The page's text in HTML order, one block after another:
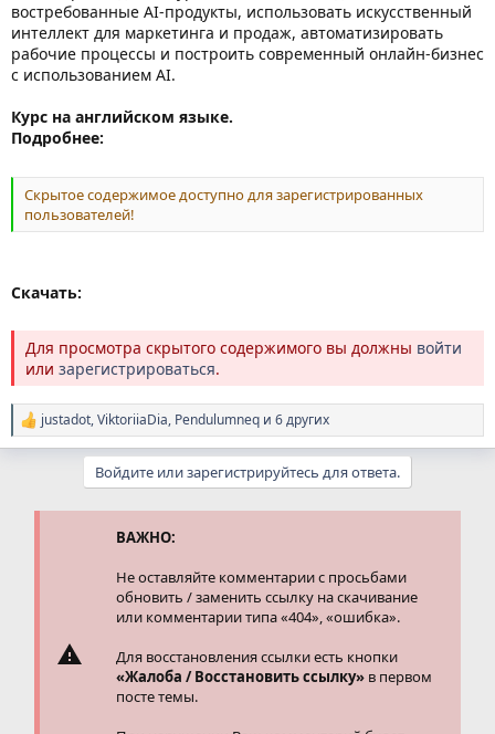
востребованные AI-продукты, использовать искусственный
интеллект для маркетинга и продаж, автоматизировать
рабочие процессы и построить современный онлайн-бизнес
с использованием AI.
Курс на английском языке.
Подробнее:
Скрытое содержимое доступно для зарегистрированных
пользователей!
Скачать:
Для просмотра скрытого содержимого вы должны войти
или зарегистрироваться.
Р
е
justadot,ViktoriiaDia, Pendulumneq и 6 других
Войдите или зарегистрируйтесь для ответа.
ВАЖНО:
Не оставляйте комментарии с просьбами
обновить / заменить ссылку на скачивание
или комментарии типа «404», «ошибка».
Для восстановления ссылки есть кнопки
«Жалоба / Восстановить ссылку» в первом
посте темы.